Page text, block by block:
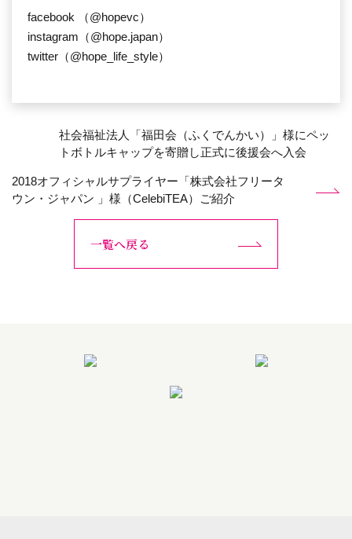
facebook （@hopevc）
instagram（@hope.japan）
twitter（@hope_life_style）
社会福祉法人「福田会（ふくでんかい）」様にペッ
トボトルキャップを寄贈し正式に後援会へ入会
2018オフィシャルサプライヤー「株式会社フリータ
ウン・ジャパン 」様（CelebiTEA）ご紹介
一覧へ戻る